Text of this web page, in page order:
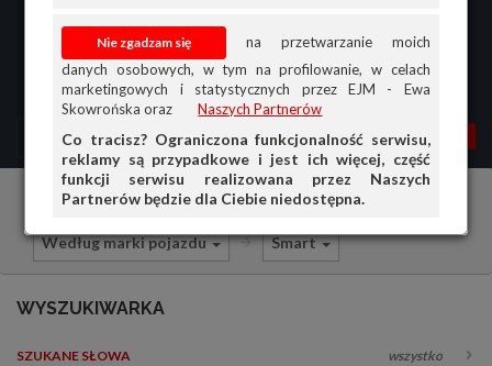
na przetwarzanie moich
danych osobowych, w tym na profilowanie, w celach
marketingowych i statystycznych przez EJM - Ewa
Skowrońska oraz
Naszych Partnerów
Co tracisz? Ograniczona funkcjonalność serwisu,
reklamy są przypadkowe i jest ich więcej, część
funkcji serwisu realizowana przez Naszych
Partnerów będzie dla Ciebie niedostępna.
MENU MOJA AG
PRZEGLĄD
OFERTA DLA FIRM
Części i akcesoria samochodowe
Według marki pojazdu Smart
WYSZUKIWARKA
SZUKANE SŁOWA wszystko